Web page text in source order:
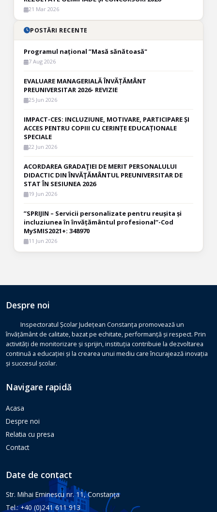
21 Mar 2026
POSTĂRI RECENTE
Programul național ”Masă sănătoasă"
7 Aug 2026
EVALUARE MANAGERIALĂ ÎNVĂȚĂMÂNT
PREUNIVERSITAR 2026- REVIZIE
25 Jun 2026
IMPACT-CES: INCLUZIUNE, MOTIVARE, PARTICIPARE ȘI
ACCES PENTRU COPIII CU CERINȚE EDUCAȚIONALE
SPECIALE
22 Jun 2026
ACORDAREA GRADAŢIEI DE MERIT PERSONALULUI
DIDACTIC DIN ÎNVĂŢĂMÂNTUL PREUNIVERSITAR DE
STAT ÎN SESIUNEA 2026
19 Jun 2026
”SPRIJIN – Servicii personalizate pentru reușita și
incluziunea în învățământul profesional”-Cod
MySMIS2021+: 348970
11 Jun 2026
Despre noi
Inspectoratul Școlar Județean Constanța promovează un
învățământ de calitate, bazat pe echitate, performanță și respect. Prin
activități de monitorizare și sprijin, instituția contribuie la dezvoltarea
continuă a educației și la crearea unui mediu care încurajează inovația
și succesul școlar.
Navigare rapidă
Acasa
Despre noi
Relatia cu presa
Contact
Date de contact
Str. Mihai Eminescu nr. 11, Constanţa
Tel.: +40 (0)241 611 913